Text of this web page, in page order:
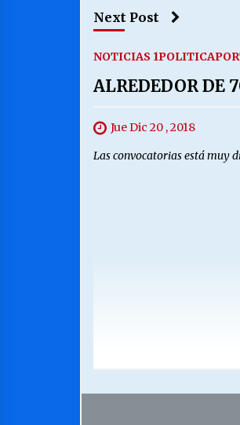
Next Post
NOTICIAS 1POLITICA
ALREDEDOR DE
Jue Dic 20 , 2018
Las convocatorias está muy